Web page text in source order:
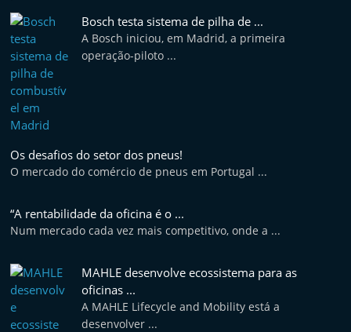
Bosch testa sistema de pilha de ...
A Bosch iniciou, em Madrid, a primeira
operação-piloto ...
Os desafios do setor dos pneus!
O mercado do comércio de pneus em Portugal ...
“A rentabilidade da oficina é o ...
Num mercado cada vez mais competitivo, onde a ...
MAHLE desenvolve ecossistema para as
oficinas ...
A MAHLE Lifecycle and Mobility está a
desenvolver ...